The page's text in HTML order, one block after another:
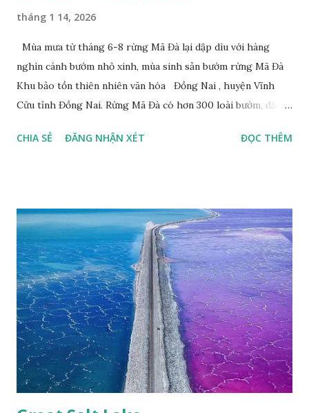
tháng 1 14, 2026
Mùa mưa từ tháng 6-8 rừng Mã Đà lại dập dìu với hàng
nghìn cánh bướm nhỏ xinh, mùa sinh sản bướm rừng Mã Đà
Khu bảo tồn thiên nhiên văn hóa Đồng Nai , huyện Vĩnh
Cửu tỉnh Đồng Nai. Rừng Mã Đà có hơn 300 loài bướm, đặc
đuôi trắng (Lamproptera curius) đặc trưng là cái đuôi dài
Happy Việt Nam 2024 Vietnam.vn
CHIA SẺ ĐĂNG NHẬN XÉT ĐỌC THÊM